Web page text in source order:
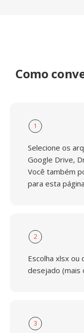
Como
1
Selecione os
Google Drive,
Você também
para esta
2
Escolha xlsx
desejado (mais
3